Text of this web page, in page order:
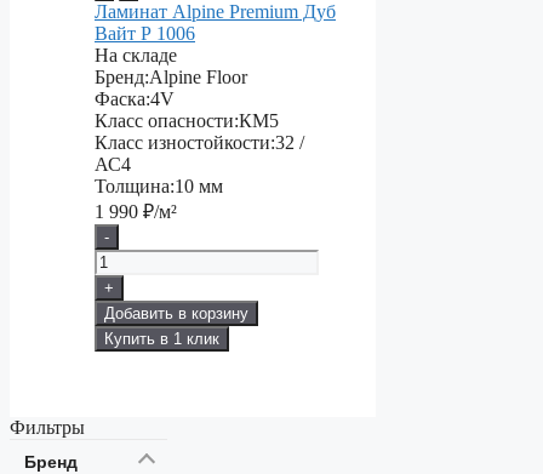
Ламинат Alpine Premium Дуб
Вайт Р 1006
На складе
Бренд:Alpine Floor
Фаска:4V
Класс опасности:КМ5
Класс изностойкости:32 /
АС4
Толщина:10 мм
1 990 ₽/м²
-
+
Добавить в корзину
Купить в 1 клик
Фильтры
Бренд